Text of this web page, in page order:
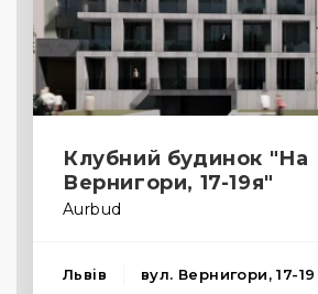
Клубний будинок "На
Вернигори, 17-19я"
Aurbud
Львів вул. Вернигори, 17-19